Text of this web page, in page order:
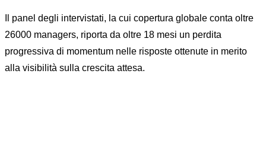
Il panel degli intervistati, la cui copertura globale conta oltre
26000 managers, riporta da oltre 18 mesi un perdita
progressiva di momentum nelle risposte ottenute in merito
alla visibilità sulla crescita attesa.